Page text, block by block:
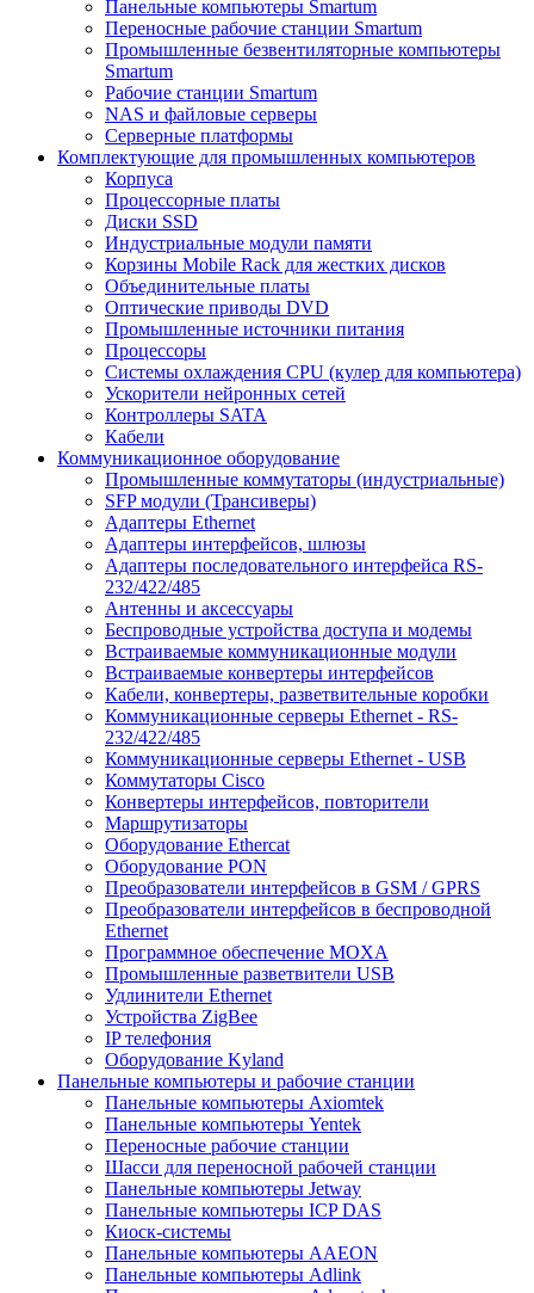
Панельные компьютеры Smartum
Переносные рабочие станции Smartum
Промышленные безвентиляторные компьютеры
Smartum
Рабочие станции Smartum
NAS и файловые серверы
Серверные платформы
Комплектующие для промышленных компьютеров
Корпуса
Процессорные платы
Диски SSD
Индустриальные модули памяти
Корзины Mobile Rack для жестких дисков
Объединительные платы
Оптические приводы DVD
Промышленные источники питания
Процессоры
Системы охлаждения CPU (кулер для компьютера)
Ускорители нейронных сетей
Контроллеры SATA
Кабели
Коммуникационное оборудование
Промышленные коммутаторы (индустриальные)
SFP модули (Трансиверы)
Адаптеры Ethernet
Адаптеры интерфейсов, шлюзы
Адаптеры последовательного интерфейса RS-
232/422/485
Антенны и аксессуары
Беспроводные устройства доступа и модемы
Встраиваемые коммуникационные модули
Встраиваемые конвертеры интерфейсов
Кабели, конвертеры, разветвительные коробки
Коммуникационные серверы Ethernet - RS-
232/422/485
Коммуникационные серверы Ethernet - USB
Коммутаторы Cisco
Конвертеры интерфейсов, повторители
Маршрутизаторы
Оборудование Ethercat
Оборудование PON
Преобразователи интерфейсов в GSM / GPRS
Преобразователи интерфейсов в беспроводной
Ethernet
Программное обеспечение MOXA
Промышленные разветвители USB
Удлинители Ethernet
Устройства ZigBee
IP телефония
Оборудование Kyland
Панельные компьютеры и рабочие станции
Панельные компьютеры Axiomtek
Панельные компьютеры Yentek
Переносные рабочие станции
Шасси для переносной рабочей станции
Панельные компьютеры Jetway
Панельные компьютеры ICP DAS
Киоск-системы
Панельные компьютеры AAEON
Панельные компьютеры Adlink